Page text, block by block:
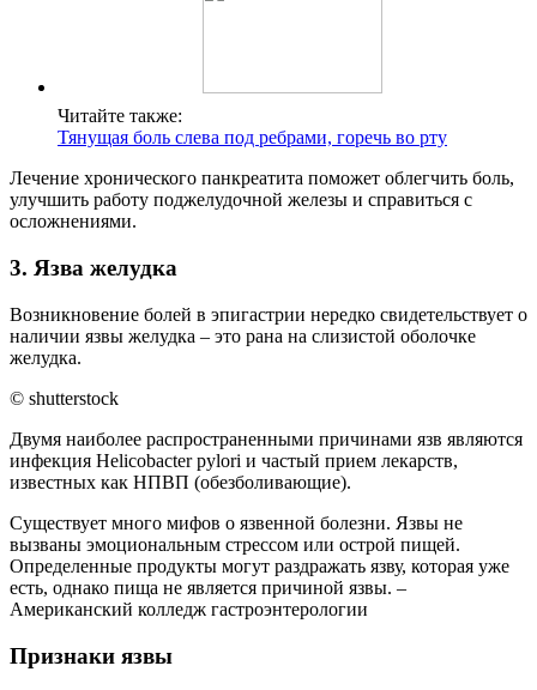
Читайте также:
Тянущая боль слева под ребрами, горечь во рту
Лечение хронического панкреатита поможет облегчить боль,
улучшить работу поджелудочной железы и справиться с
осложнениями.
3. Язва желудка
Возникновение болей в эпигастрии нередко свидетельствует о
наличии язвы желудка – это рана на слизистой оболочке
желудка.
© shutterstock
Двумя наиболее распространенными причинами язв являются
инфекция Helicobacter pylori и частый прием лекарств,
известных как НПВП (обезболивающие).
Существует много мифов о язвенной болезни. Язвы не
вызваны эмоциональным стрессом или острой пищей.
Определенные продукты могут раздражать язву, которая уже
есть, однако пища не является причиной язвы. –
Американский колледж гастроэнтерологии
Признаки язвы